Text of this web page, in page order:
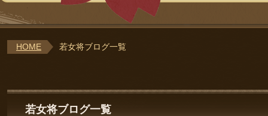
HOME 若女将ブログ一覧
若女将ブログ一覧